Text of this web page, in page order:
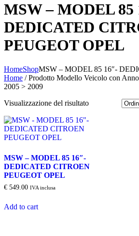
MSW – MODEL 85
DEDICATED
PEUGEOT OPEL
HomeShopMSW – MODEL 85 16″-
Home / Prodotto Modello Veicolo con
2005 > 2009
Visualizzazione del risultato
MSW – MODEL 85 16″-
DEDICATED CITROEN
PEUGEOT OPEL
€ 549.00 IVA inclusa
Add to cart